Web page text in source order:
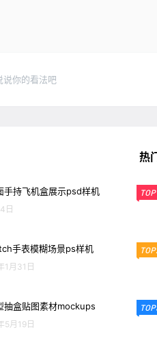
说你的看法吧
手持飞机盒展示psd样机
日
手表模糊场景ps样机
1月31日
抽盒贴图素材mockups
5月19日
热